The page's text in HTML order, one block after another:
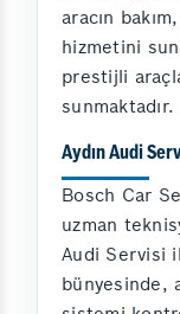
aracın
hizmetini
prestijli
sunmaktadır.
Aydın Audi
Bosch Car
uzman
Audi Servisi
bünyesinde,